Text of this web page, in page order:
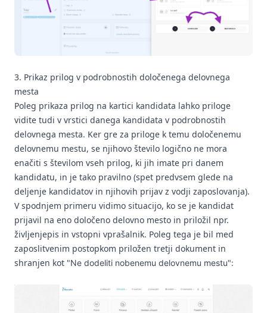
3. Prikaz prilog v podrobnostih določenega delovnega
mesta
Poleg prikaza prilog na kartici kandidata lahko priloge
vidite tudi v vrstici danega kandidata v podrobnostih
delovnega mesta. Ker gre za priloge k temu določenemu
delovnemu mestu, se njihovo število logično ne mora
enačiti s številom vseh prilog, ki jih imate pri danem
kandidatu, in je tako pravilno (spet predvsem glede na
deljenje kandidatov in njihovih prijav z vodji zaposlovanja).
V spodnjem primeru vidimo situacijo, ko se je kandidat
prijavil na eno določeno delovno mesto in priložil npr.
življenjepis in vstopni vprašalnik. Poleg tega je bil med
zaposlitvenim postopkom priložen tretji dokument in
shranjen kot "Ne dodeliti nobenemu delovnemu mestu":